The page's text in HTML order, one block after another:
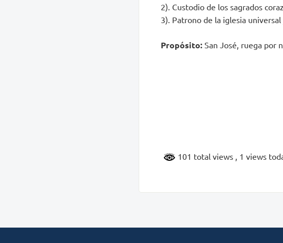
2). Custodio de los sagrados
3). Patrono de la iglesia
Propósito: San José, ruega por
101 total views , 1 views